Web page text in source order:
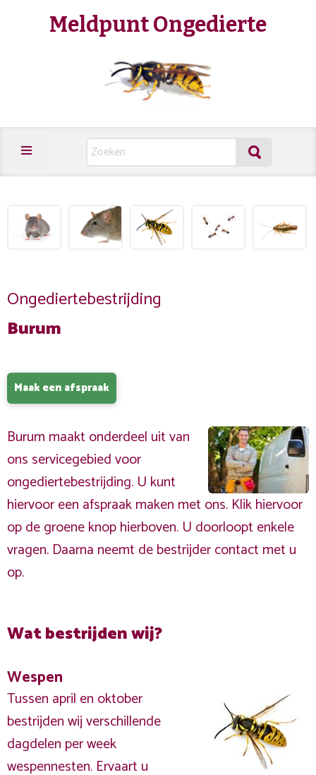
Meldpunt Ongedierte
Ongediertebestrijding
Burum
Maak een afspraak
Burum maakt onderdeel uit van
ons servicegebied voor
ongediertebestrijding. U kunt
hiervoor een afspraak maken met ons. Klik hiervoor
op de groene knop hierboven. U doorloopt enkele
vragen. Daarna neemt de bestrijder contact met u
op.
Wat bestrijden wij?
Wespen
Tussen april en oktober
bestrijden wij verschillende
dagdelen per week
wespennesten. Ervaart u